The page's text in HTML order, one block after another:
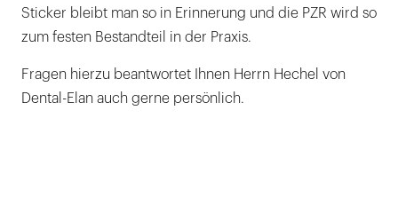
Sticker bleibt man so in Erinnerung und die PZR wird so
zum festen Bestandteil in der Praxis.
Fragen hierzu beantwortet Ihnen Herrn Hechel von
Dental-Elan auch gerne persönlich.